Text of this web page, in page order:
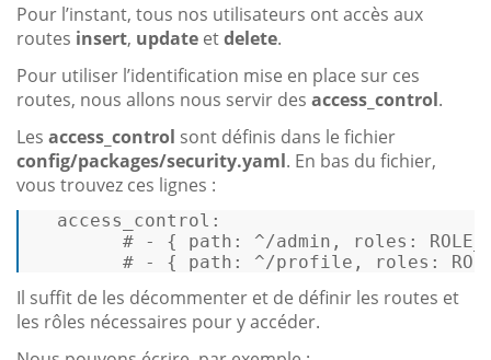
Pour l’instant, tous nos utilisateurs ont accès aux
routes insert, update etdelete.
Pour utiliser l’identification mise en place sur ces
routes, nous allons nous servir des access_control.
Les access_control sont définis dans le fichier
config/packages/security.yaml. En bas du fichier,
vous trouvez ces lignes :
access_control:
# - { path: ^/admin, roles:
# - { path: ^/profile, roles:
Il suffit de les décommenter et de définir les routes et
les rôles nécessaires pour y accéder.